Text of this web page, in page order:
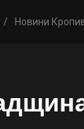
/ Новини